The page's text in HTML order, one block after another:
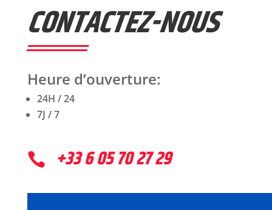
Nos Services
CONTACTEZ-NOUS
Heure d’ouverture:
24H / 24
7J / 7
 +33 6 05 70 27 29